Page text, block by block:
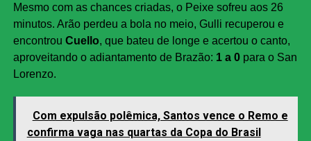
Mesmo com as chances criadas, o Peixe sofreu aos 26
minutos. Arão perdeu a bola no meio, Gulli recuperou e
encontrou Cuello, que bateu de longe e acertou o canto,
aproveitando o adiantamento de Brazão: 1 a 0para o San
Lorenzo.
Com expulsão polêmica, Santos vence o Remo e
confirma vaga nas quartas da Copa do Brasil